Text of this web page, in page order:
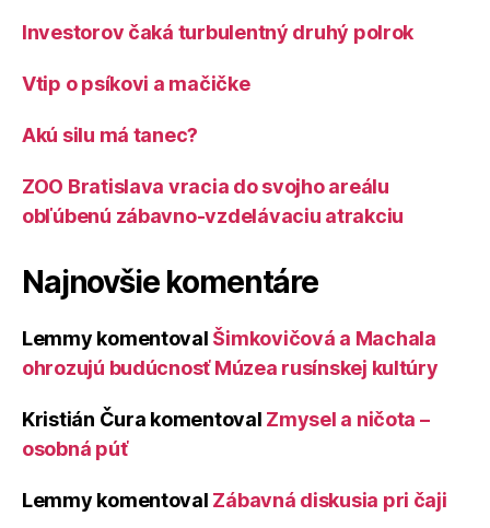
Investorov čaká turbulentný druhý polrok
Vtip o psíkovi a mačičke
Akú silu má tanec?
ZOO Bratislava vracia do svojho areálu
obľúbenú zábavno-vzdelávaciu atrakciu
Najnovšie komentáre
Lemmy komentoval Šimkovičová a Machala
ohrozujú budúcnosť Múzea rusínskej kultúry
Kristián Čura komentoval Zmysel a ničota –
osobná púť
Lemmy komentoval Zábavná diskusia pri čaji